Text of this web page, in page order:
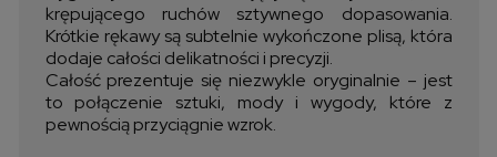
krępującego ruchów sztywnego dopasowania.
Krótkie rękawy są subtelnie wykończone plisą, która
dodaje całości delikatności i precyzji.
Całość prezentuje się niezwykle oryginalnie – jest
to połączenie sztuki, mody i wygody, które z
pewnością przyciągnie wzrok.